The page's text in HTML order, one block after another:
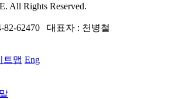
All Rights Reserved.
82-62470 대표자 : 천병철
트맵 Eng